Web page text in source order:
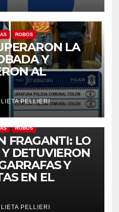
ROBOS
LA
Y
AL
PELLIERI
ROBOS
FRAGANTI: LO
DETUVIERON
Y
EN EL
PELLIERI